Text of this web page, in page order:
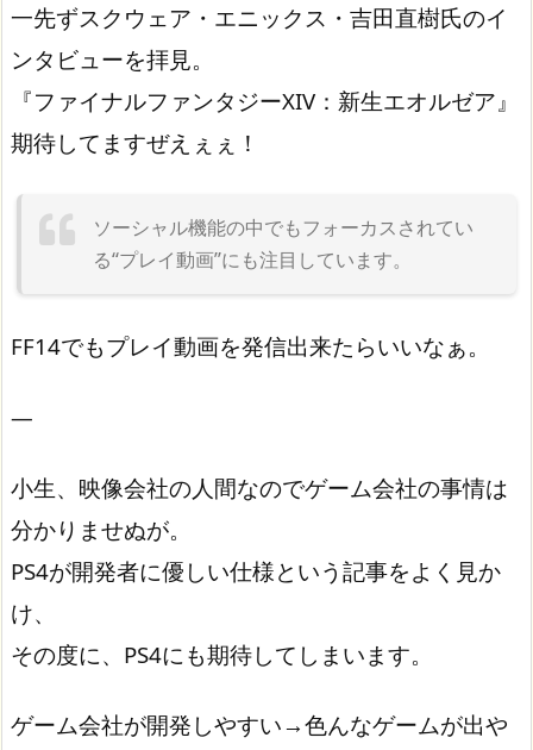
一先ずスクウェア・エニックス・吉田直樹氏のイ
ンタビューを拝見。
『ファイナルファンタジーXIV：新生エオルゼア』
期待してますぜえぇぇ！
ソーシャル機能の中でもフォーカスされてい
る“プレイ動画”にも注目しています。
FF14でもプレイ動画を発信出来たらいいなぁ。
—
小生、映像会社の人間なのでゲーム会社の事情は
分かりませぬが。
PS4が開発者に優しい仕様という記事をよく見か
け、
その度に、PS4にも期待してしまいます。
ゲーム会社が開発しやすい→色んなゲームが出や